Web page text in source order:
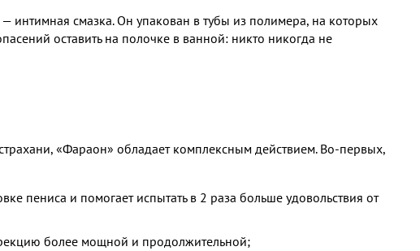
смазка. Он упакован в тубы из полимера, на которых
оставить на полочке в ванной: никто никогда не
«Фараон» обладает комплексным действием. Во-первых,
пениса и помогает испытать в 2 раза больше удовольствия от
более мощной и продолжительной;